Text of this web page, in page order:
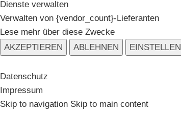
Dienste verwalten
Verwalten von {vendor_count}-Lieferanten
Lese mehr über diese Zwecke
AKZEPTIEREN
ABLEHNEN EINSTELLEN
Datenschutz
Impressum
Skip to navigation Skip to main content